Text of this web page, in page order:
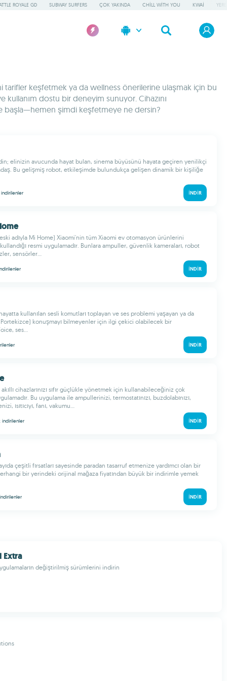
ROYALE GD SUBWAY SURFERS ÇOK YAKINDA CHILL WITH YOU KWAI
tarifler keşfetmek ya da wellness önerilerine ulaşmak için bu
dostu bir deneyim sunuyor. Cihazını
başla—hemen şimdi keşfetmeye ne dersin?
elinizin avucunda hayat bulan, sinema büyüsünü hayata geçiren yenilikçi
Bu gelişmiş robot, etkileşimde bulundukça gelişen dinamik bir kişiliğe
indirilenler İNDIR
adıyla Mi Home) Xiaomi'nin tüm Xiaomi ev otomasyon ürünlerini
resmi uygulamadır. Bunlara ampuller, güvenlik kameraları, robot
sensörler...
İNDIR
kullanılan sesli komutları toplayan ve ses problemi yaşayan ya da
konuşmayı bilmeyenler için ilgi çekici olabilecek bir
ses...
İNDIR
cihazlarınızı sıfır güçlükle yönetmek için kullanabileceğiniz çok
Bu uygulama ile ampullerinizi, termostatınızı, buzdolabınızı,
ısıtıcıyı, fanı, vakumu...
indirilenler İNDIR
çeşitli fırsatları sayesinde paradan tasarruf etmenize yardımcı olan bir
bir yerindeki orijinal mağaza fiyatından büyük bir indirimle yemek
indirilenler İNDIR
Extra
değiştirilmiş sürümlerini indirin